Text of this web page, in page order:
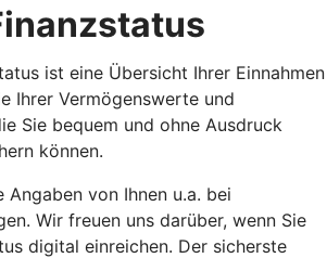
ist eine Übersicht Ihrer Einnahmen
Ihrer Vermögenswerte und
Sie bequem und ohne Ausdruck
können.
von Ihnen u.a. bei
Wir freuen uns darüber, wenn Sie
digital einreichen. Der sicherste